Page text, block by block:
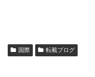
国際 転載ブログ